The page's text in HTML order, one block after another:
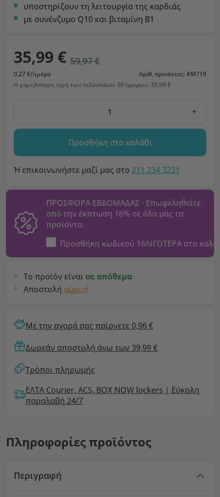
υποστηρίζουν τη λειτουργία της καρδιάς
με συνένζυμο Q10 και βιταμίνη Β1
35,99 € 59,97 €
0,27 €/ημέρα
Αριθ. προϊόντος: KM719
Η χαμηλότερη τιμή των τελευταίων 30 ημερών: 35,99 €
- +
Προσθήκη στο καλάθι
Ή επικοινωνήστε μαζί μας στο 211 234 3231
ΠΡΟΣΦΟΡΑ ΕΒΔΟΜΑΔΑΣ - Επωφεληθείτε
από την έκπτωση 16% σε όλα μας τα
προϊόντα.
Προσθήκη κωδικού 16ΛΙΓΟΤΕΡΑ στο
Το προϊόν είναι σε απόθεμα
Αποστολή αύριο!
Με την αγορά σας παίρνετε 0,96 €
Δωρεάν αποστολή άνω των 39,99 €
Τρόποι πληρωμής
ΕΛΤΑ Courier, ACS, BOX NOW lockers | Εύκολη
παραλαβή 24/7
Πληροφορίες προϊόντος
Περιγραφή